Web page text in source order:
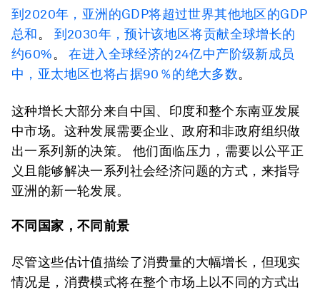
到2020年，亚洲的GDP将超过世界其他地区的GDP
总和。 到2030年，预计该地区将贡献全球增长的
约60%。在进入全球经济的24亿中产阶级新成员
中，亚太地区也将占据90％的绝大多数。
这种增长大部分来自中国、印度和整个东南亚发展
中市场。这种发展需要企业、政府和非政府组织做
出一系列新的决策。 他们面临压力，需要以公平正
义且能够解决一系列社会经济问题的方式，来指导
亚洲的新一轮发展。
不同国家，不同前景
尽管这些估计值描绘了消费量的大幅增长，但现实
情况是，消费模式将在整个市场上以不同的方式出